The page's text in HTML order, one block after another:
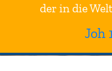
der in die
Joh